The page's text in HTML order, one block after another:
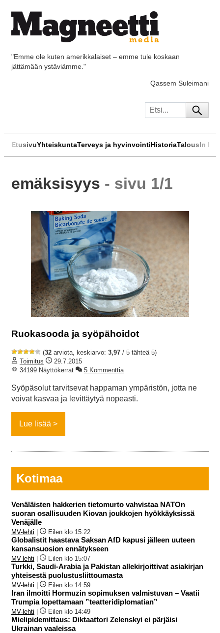
"Emme ole kuten amerikkalaiset – emme tule koskaan
jättämään ystäviämme."
Qassem Suleimani
EtusivuYhteiskuntaTerveys ja hyvinvointiHistoriaTalousIn
emäksisyys - sivu 1/1
Ruokasooda ja syöpähoidot
(32 arviota, keskiarvo: 3,97 / 5 tähteä 5)
Toimitus
29.7.2015
34199 Näyttökerrat
5 Kommenttia
Syöpäsolut tarvitsevat happaman ympäristön, jotta ne
voivat kasvaa ja levittäytyä nopeasti.
Lue lisää
Kotimaa
Venäläisten hakkerien tietomurto vahvistaa NATOn
suoran osallisuuden Kiovan joukkojen hyökkäyksissä
Venäjälle
MV-lehti Eilen klo 15:22
Globalistit haastava Saksan AfD kapusi jälleen uuteen
kansansuosion ennätykseen
MV-lehti Eilen klo 15:07
Turkki, Saudi-Arabia ja Pakistan allekirjoittivat asiakirjan
yhteisestä puolustusliittoumasta
MV-lehti Eilen klo 14:59
Iran ilmoitti Hormuzin sopimuksen valmistuvan – Vaatii
Trumpia lopettamaan ”teatteridiplomatian”
MV-lehti Eilen klo 14:49
Mielipidemittaus: Diktaattori Zelenskyi ei pärjäisi
Ukrainan vaaleissa